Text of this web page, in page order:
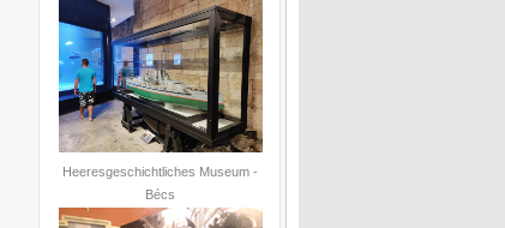
Heeresgeschichtliches Museum -
Bécs